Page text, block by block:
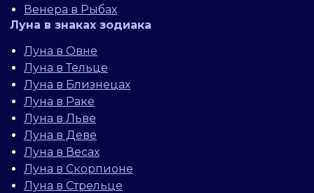
Венера в Рыбах
Луна в знаках зодиака
Луна в Овне
Луна в Тельце
Луна в Близнецах
Луна в Раке
Луна в Льве
Луна в Деве
Луна в Весах
Луна в Скорпионе
Луна в Стрельце